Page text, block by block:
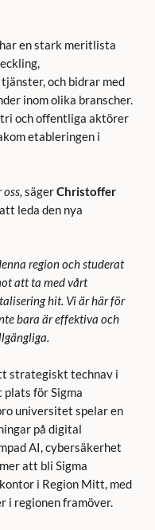
en stark meritlista
och bidrar med
inom olika branscher.
och offentliga aktörer
etableringen i
sägerChristoffer
leda den nya
region och studerat
att ta med vårt
hit. Vi är här för
bara är effektiva och
strategiskt technav i
för Sigma
universitet spelar en
på digital
AI, cybersäkerhet
att bli Sigma
i Region Mitt, med
i regionen framöver.